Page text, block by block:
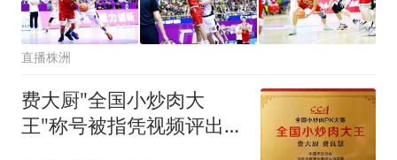
直播株洲
费大厨"全国小炒肉大
王"称号被指凭视频评出